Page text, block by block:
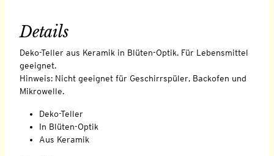
Details
Deko-Teller aus Keramik in Blüten-Optik. Für Lebensmittel
geeignet.
Hinweis: Nicht geeignet für Geschirrspüler, Backofen und
Mikrowelle.
Deko-Teller
In Blüten-Optik
Aus Keramik